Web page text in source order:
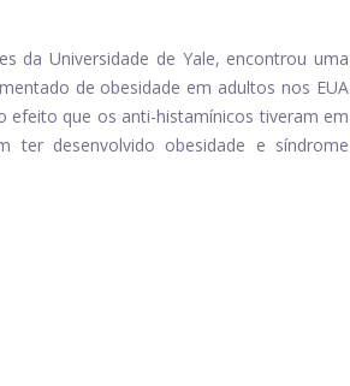
da Universidade de Yale, encontrou uma
de obesidade em adultos nos EUA
efeito que os anti-histamínicos tiveram em
ter desenvolvido obesidade e síndrome